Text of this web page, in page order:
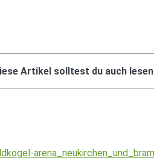
Artikel solltest du auch lesen